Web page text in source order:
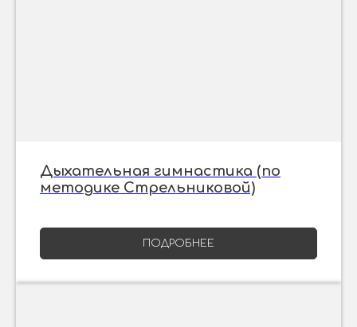
Дыхательная гимнастика (по
методике Стрельниковой)
ПОДРОБНЕЕ